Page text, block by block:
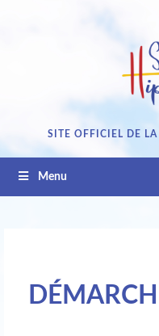
SITE OFFICIEL DE
Menu